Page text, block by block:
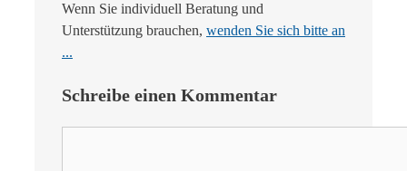
Wenn Sie individuell Beratung und
Unterstützung brauchen, wenden Sie sich bitte an
...
Schreibe einen Kommentar